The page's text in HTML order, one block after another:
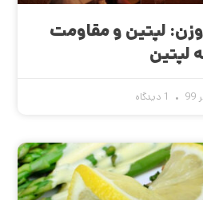
لپتین و مقاومت
لپتین